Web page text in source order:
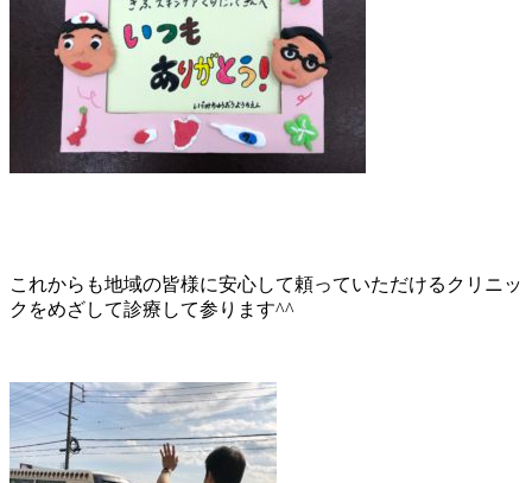
これからも地域の皆様に安心して頼っていただけるクリニッ
クをめざして診療して参ります^^